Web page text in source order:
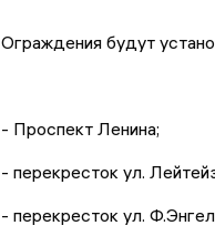
Ограждения будут
- Проспект Ленина;
- перекресток ул.
- перекресток ул.